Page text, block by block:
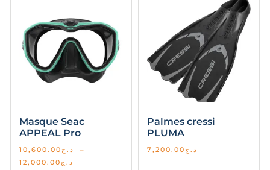
Masque Seac
APPEAL Pro
د.ج 10,600.00
–
د.ج 12,000.00
Palmes cressi
PLUMA
د.ج 7,200.00